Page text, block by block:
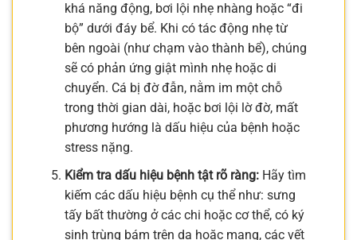
khá năng động, bơi lội nhẹ nhàng hoặc “đi
bộ” dưới đáy bể. Khi có tác động nhẹ từ
bên ngoài (như chạm vào thành bể), chúng
sẽ có phản ứng giật mình nhẹ hoặc di
chuyển. Cá bị đờ đẫn, nằm im một chỗ
trong thời gian dài, hoặc bơi lội lờ đờ, mất
phương hướng là dấu hiệu của bệnh hoặc
stress nặng.
Kiểm tra dấu hiệu bệnh tật rõ ràng:Hãy tìm
kiếm các dấu hiệu bệnh cụ thể như: sưng
tấy bất thường ở các chi hoặc cơ thể, có ký
sinh trùng bám trên da hoặc mang, các vết